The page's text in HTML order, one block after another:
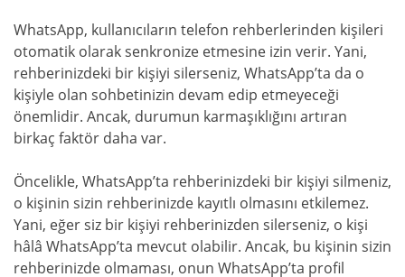
WhatsApp, kullanıcıların telefon rehberlerinden kişileri
otomatik olarak senkronize etmesine izin verir. Yani,
rehberinizdeki bir kişiyi silerseniz, WhatsApp’ta da o
kişiyle olan sohbetinizin devam edip etmeyeceği
önemlidir. Ancak, durumun karmaşıklığını artıran
birkaç faktör daha var.
Öncelikle, WhatsApp’ta rehberinizdeki bir kişiyi silmeniz,
o kişinin sizin rehberinizde kayıtlı olmasını etkilemez.
Yani, eğer siz bir kişiyi rehberinizden silerseniz, o kişi
hâlâ WhatsApp’ta mevcut olabilir. Ancak, bu kişinin sizin
rehberinizde olmaması, onun WhatsApp’ta profil